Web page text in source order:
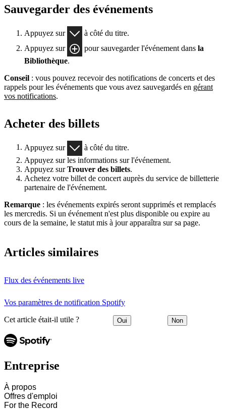
Sauvegarder des événements
Appuyez sur
à côté du titre.
Appuyez sur
pour sauvegarder l'événement dans la
Bibliothèque.
Conseil : vous pouvez recevoir des notifications de concerts et des
rappels pour les événements que vous avez sauvegardés en gérant
vos notifications.
Acheter des billets
Appuyez sur
à côté du titre.
Appuyez sur les informations sur l'événement.
Appuyez surTrouver des billets.
Achetez votre billet de concert auprès du service de billetterie
partenaire de l'événement.
Remarque : les événements expirés seront supprimés et remplacés
les mercredis. Si un événement n'est plus disponible ou expire au
cours de la semaine, le statut mis à jour apparaîtra sur sa page.
Articles similaires
Flux des événements live
Vos paramètres de notification Spotify
Cet article était-il utile ? Oui Non
Entreprise
À propos
Offres d'emploi
For the Record